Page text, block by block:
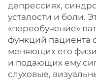
депрессиях,
усталости и боли.
«переобучение»
функций пациента
меняющих его
и подающих ему
слуховые,